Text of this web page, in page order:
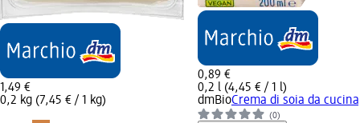
1,49 €
0,2 kg (7,45 € / 1 kg)
0,89 €
0,2 l (4,45 € / 1 l)
dmBioCrema di soia da
(0)